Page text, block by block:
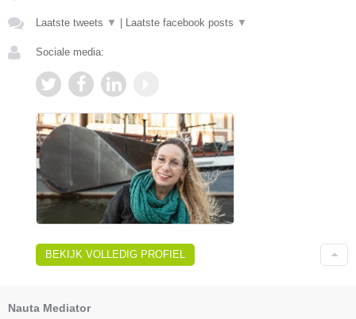
Laatste tweets ▼ Laatste facebook posts ▼
Sociale media:
BEKIJK VOLLEDIG PROFIEL
Nauta Mediator